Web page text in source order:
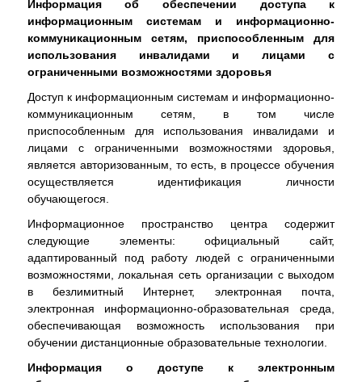
Информация об обеспечении доступа к
информационным системам и информационно-
коммуникационным сетям, приспособленным для
использования инвалидами и лицами с
ограниченными возможностями здоровья
Доступ к информационным системам и информационно-
коммуникационным сетям, в том числе
приспособленным для использования инвалидами и
лицами с ограниченными возможностями здоровья,
является авторизованным, то есть, в процессе обучения
осуществляется идентификация личности
обучающегося.
Информационное пространство центра содержит
следующие элементы: официальный сайт,
адаптированный под работу людей с ограниченными
возможностями, локальная сеть организации с выходом
в безлимитный Интернет, электронная почта,
электронная информационно-образовательная среда,
обеспечивающая возможность использования при
обучении дистанционные образовательные технологии.
Информация о доступе к электронным